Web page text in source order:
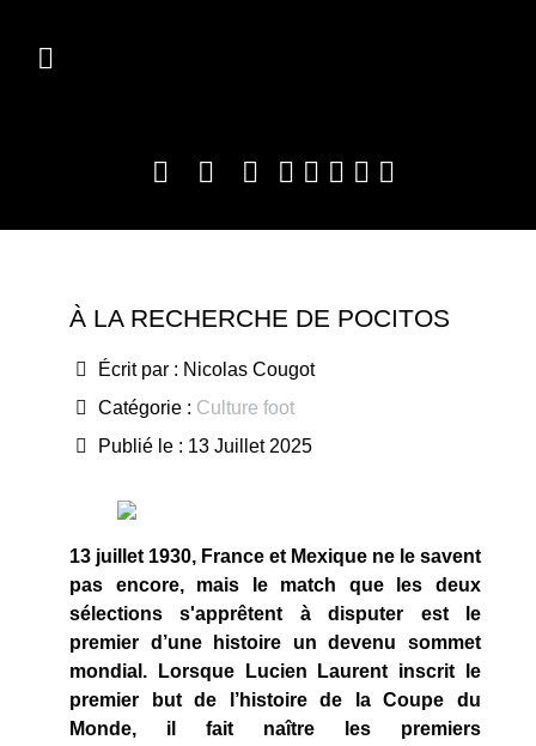
À LA RECHERCHE DE POCITOS
Écrit par : Nicolas Cougot
Catégorie : Culture foot
Publié le : 13 Juillet 2025
13 juillet 1930, France et Mexique ne le savent
pas encore, mais le match que les deux
sélections s'apprêtent à disputer est le
premier d’une histoire un devenu sommet
mondial. Lorsque Lucien Laurent inscrit le
premier but de l’histoire de la Coupe du
Monde, il fait naître les premiers